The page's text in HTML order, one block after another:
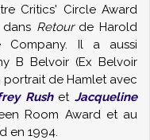
Critics' Circle Award
Retour de Harold
Company. Il a aussi
B Belvoir (Ex Belvoir
portrait de Hamlet avec
Rushet Jacqueline
Room Award et au
en 1994.